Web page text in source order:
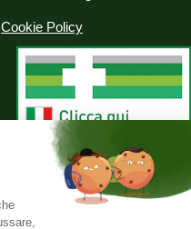
Cookie Policy